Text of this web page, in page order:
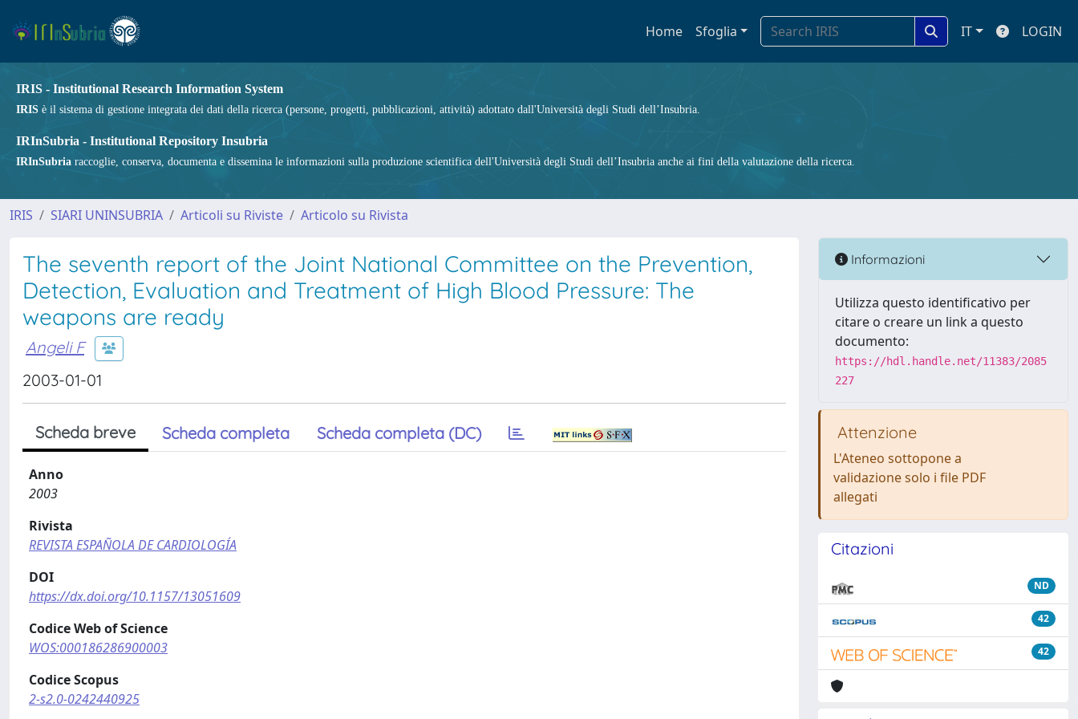
Home Sfoglia IT LOGIN
IRIS - Institutional Research Information System
IRIS è il sistema di gestione integrata dei dati della ricerca (persone, progetti, pubblicazioni, attività) adottato dall'Università degli Studi dell’Insubria.
IRInSubria - Institutional Repository Insubria
IRInSubria raccoglie, conserva, documenta e dissemina le informazioni sulla produzione scientifica dell'Università degli Studi dell’Insubria anche ai fini della valutazione della ricerca.
IRIS SIARI UNINSUBRIA Articoli su Riviste Articolo su Rivista
The seventh report of the Joint National Committee on the Prevention,
Detection, Evaluation and Treatment of High Blood Pressure: The
weapons are ready
Angeli F
2003-01-01
Scheda breve Scheda completa Scheda completa (DC)
Anno
2003
Rivista
REVISTA ESPAÑOLA DE CARDIOLOGÍA
DOI
https://dx.doi.org/10.1157/13051609
Codice Web of Science
WOS:000186286900003
Codice Scopus
2-s2.0-0242440925
Informazioni
Utilizza questo identificativo per
citare o creare un link a questo
documento:
https://hdl.handle.net/11383/2085
227
Attenzione
L'Ateneo sottopone a
validazione solo i file PDF
allegati
Citazioni
ND
42
42